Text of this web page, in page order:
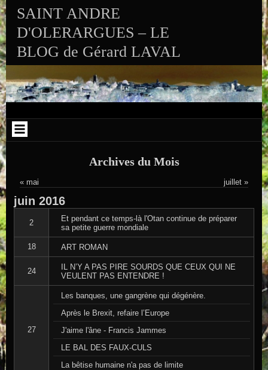
Skip to VISITS_COUNTER_WIDGET
SAINT ANDRE
D'OLERARGUES – LE
BLOG de Gérard LAVAL
Archives du Mois
« mai juillet »
juin 2016
2
Et pendant ce temps-là l'Otan continue de préparer
sa petite guerre mondiale
18 ART ROMAN
24
IL N’Y A PAS PIRE SOURDS QUE CEUX QUI NE
VEULENT PAS ENTENDRE !
27
Les banques, une gangrène qui dégénère.
Après le Brexit, refaire l’Europe
J'aime l'âne - Francis Jammes
LE BAL DES FAUX-CULS
La bêtise humaine n'a pas de limite